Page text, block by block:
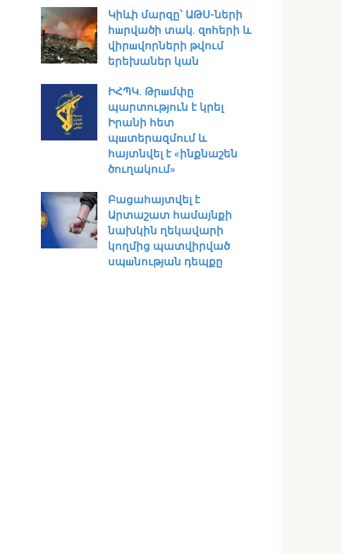
Կիևի մարզը՝ ԱԹՍ-ների
հшրվածի տակ․ զпհերի և
վիրшվորների թվում
երեխաներ կան
ԻՀՊԿ․ Թրшմփը
պարտություն է կրել
Իրանի հետ
պшտերազմում և
հայտնվել է «ինքնաշեն
ծուղակում»
Բացահայտվել է
Արտաշատ համայնքի
նախկին ղեկավարի
կողմից պատվիրված
սպшնության դեպքը